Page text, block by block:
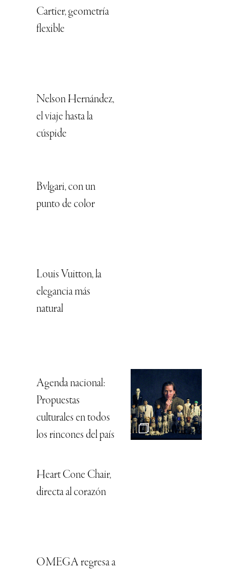
Cartier, geometría
flexible
Nelson Hernández,
el viaje hasta la
cúspide
Bvlgari, con un
punto de color
Louis Vuitton, la
elegancia más
natural
Agenda nacional:
Propuestas
culturales en todos
los rincones del país
Heart Cone Chair,
directa al corazón
OMEGA regresa a